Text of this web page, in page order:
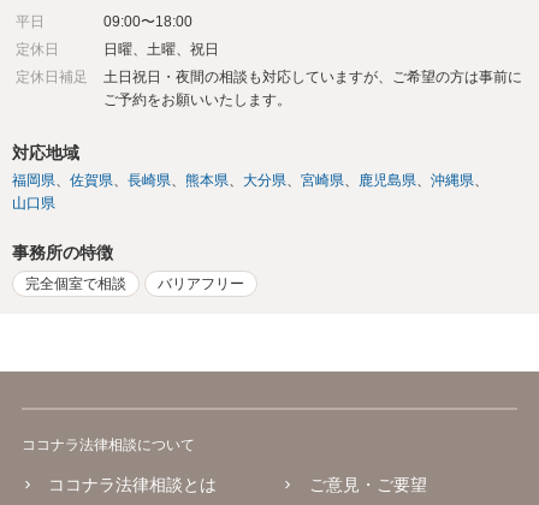
平日
09:00〜18:00
定休日
日曜、土曜、祝日
定休日補足
土日祝日・夜間の相談も対応していますが、ご希望の方は事前に
ご予約をお願いいたします。
対応地域
福岡県 佐賀県 長崎県 熊本県 大分県 宮崎県 鹿児島県
沖縄県
山口県
事務所の特徴
完全個室で相談 バリアフリー
ココナラ法律相談について
ココナラ法律相談とは ご意見・ご要望